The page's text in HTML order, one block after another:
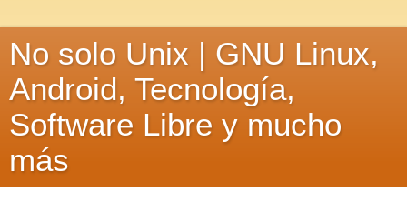
No solo Unix | GNU Linux,
Android, Tecnología,
Software Libre y mucho
más